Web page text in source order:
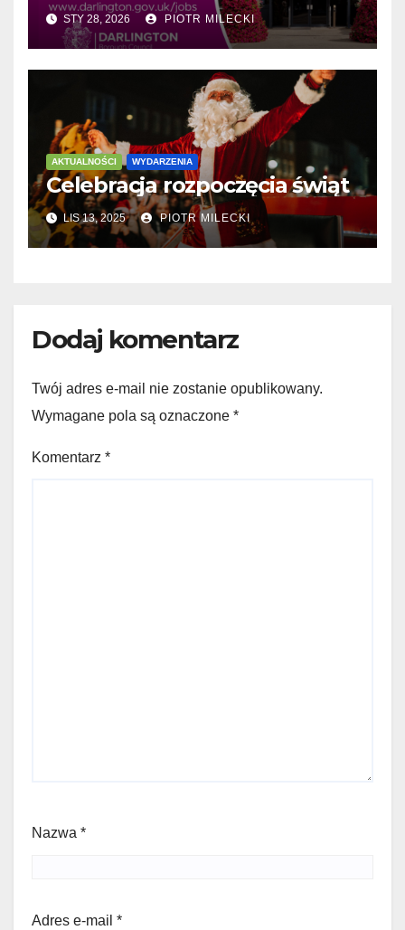
STY 28, 2026 PIOTR MILECKI
AKTUALNOŚCI WYDARZENIA
Celebracja rozpoczęcia świąt
LIS 13, 2025 PIOTR MILECKI
Dodaj komentarz
Twój adres e-mail nie zostanie opublikowany.
Wymagane pola są oznaczone *
Komentarz *
Nazwa *
Adres e-mail *